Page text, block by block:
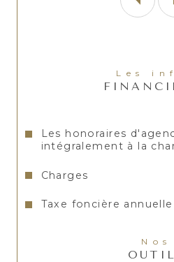
Les
Les honoraires
intégralement à la
Charges
Taxe foncière annuelle
Nos